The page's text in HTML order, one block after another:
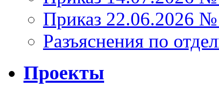
Приказ 22.06.2026
Разъяснения по
Проекты